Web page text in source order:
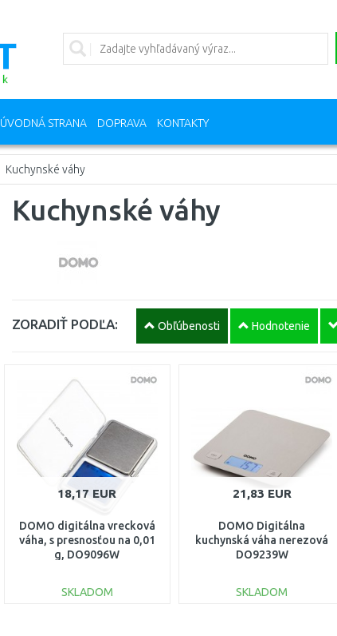
ÚVODNÁ STRANA DOPRAVA KONTAKTY
Kuchynské váhy
Kuchynské váhy
ZORADIŤ PODĽA: Obľúbenosti Hodnotenie
18,17 EUR
DOMO digitálna vrecková
váha, s presnosťou na 0,01
g, DO9096W
SKLADOM
21,83 EUR
DOMO Digitálna
kuchynská váha nerezová
DO9239W
SKLADOM